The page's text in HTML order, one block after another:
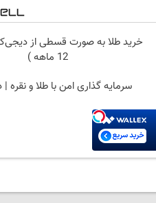
خرید طلا به صورت قسطی از
12 ماهه )
سرمایه گذاری امن با طلا و نقره |